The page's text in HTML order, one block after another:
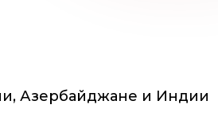
Азербайджане и Индии